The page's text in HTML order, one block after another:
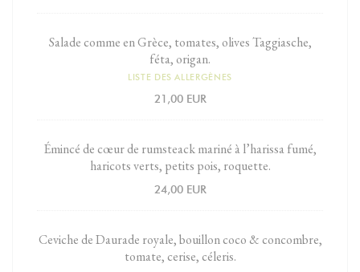
Salade comme en Grèce, tomates, olives Taggiasche,
féta, origan.
LISTE DES ALLERGÈNES
21,00 EUR
Émincé de cœur de rumsteack mariné à l’harissa fumé,
haricots verts, petits pois, roquette.
24,00 EUR
Ceviche de Daurade royale, bouillon coco & concombre,
tomate, cerise, céleris.